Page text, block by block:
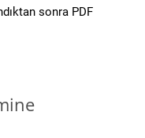
sonra PDF